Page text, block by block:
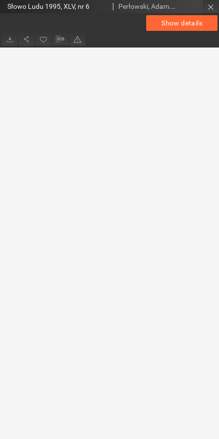
Show details
Słowo Ludu 1995, XLV, nr 6 Perłowski, Adam. Red.